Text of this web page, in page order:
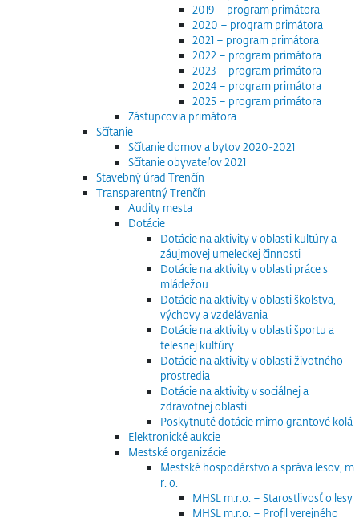
2019 – program primátora
2020 – program primátora
2021 – program primátora
2022 – program primátora
2023 – program primátora
2024 – program primátora
2025 – program primátora
Zástupcovia primátora
Sčítanie
Sčítanie domov a bytov 2020-2021
Sčítanie obyvateľov 2021
Stavebný úrad Trenčín
Transparentný Trenčín
Audity mesta
Dotácie
Dotácie na aktivity v oblasti kultúry a
záujmovej umeleckej činnosti
Dotácie na aktivity v oblasti práce s
mládežou
Dotácie na aktivity v oblasti školstva,
výchovy a vzdelávania
Dotácie na aktivity v oblasti športu a
telesnej kultúry
Dotácie na aktivity v oblasti životného
prostredia
Dotácie na aktivity v sociálnej a
zdravotnej oblasti
Poskytnuté dotácie mimo grantové kolá
Elektronické aukcie
Mestské organizácie
Mestské hospodárstvo a správa lesov, m.
r. o.
MHSL m.r.o. – Starostlivosť o lesy
MHSL m.r.o. – Profil verejného